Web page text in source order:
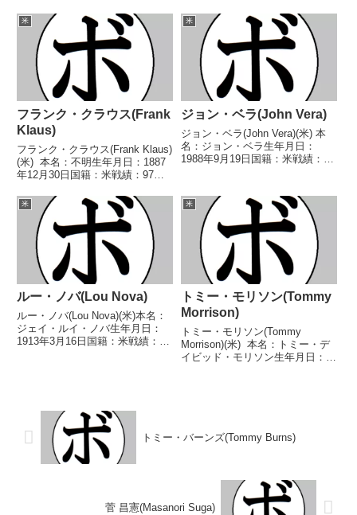
3分 【獲得タイトル】WBAコン
チネンタルウェルター級王
座 【戦歴】2011/09/02 ○4...
勝(18KO)24敗6分【獲得タイト
ル】1947年度ゴールデングロー
ブライト級優勝(アマチュア)...
米
フランク・クラウス(Frank
Klaus)
フランク・クラウス(Frank Klaus)
(米) 本名：不明生年月日：1887
年12月30日国籍：米戦績：97戦
定 【獲得タイトル】第20代世界
ミドル級王座 【戦歴】
1905/02/09 ○3R...
米
ジョン・ベラ(John Vera)
ジョン・ベラ(John Vera)(米) 本
名：ジョン・ベラ生年月日：
1988年9月19日国籍：米戦績：21
ー級王座 【戦歴】2012/01/28
○2RTKO セドリッ...
米
ルー・ノバ(Lou Nova)
ルー・ノバ(Lou Nova)(米)本名：
ジェイ・ルイ・ノバ生年月日：
1913年3月16日国籍：米戦績：63
米
トミー・モリソン(Tommy
Morrison)
トミー・モリソン(Tommy
Morrison)(米) 本名：トミー・デ
イビッド・モリソン生年月日：
トミー・バーンズ(Tommy Burns)
菅 昌憲(Masanori Suga)